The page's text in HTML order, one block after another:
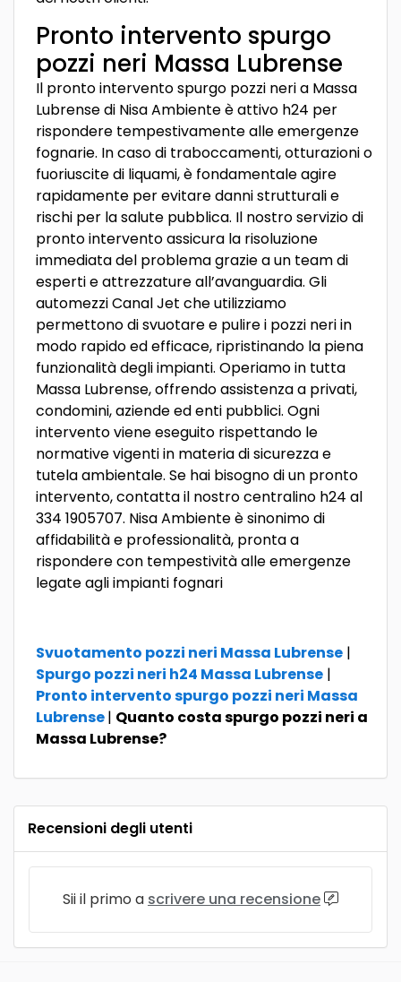
Pronto intervento spurgo
pozzi neri Massa Lubrense
Il pronto intervento spurgo pozzi neri a Massa
Lubrense di Nisa Ambiente è attivo h24 per
rispondere tempestivamente alle emergenze
fognarie. In caso di traboccamenti, otturazioni o
fuoriuscite di liquami, è fondamentale agire
rapidamente per evitare danni strutturali e
rischi per la salute pubblica. Il nostro servizio di
pronto intervento assicura la risoluzione
immediata del problema grazie a un team di
esperti e attrezzature all’avanguardia. Gli
automezzi Canal Jet che utilizziamo
permettono di svuotare e pulire i pozzi neri in
modo rapido ed efficace, ripristinando la piena
funzionalità degli impianti. Operiamo in tutta
Massa Lubrense, offrendo assistenza a privati,
condomini, aziende ed enti pubblici. Ogni
intervento viene eseguito rispettando le
normative vigenti in materia di sicurezza e
tutela ambientale. Se hai bisogno di un pronto
intervento, contatta il nostro centralino h24 al
334 1905707. Nisa Ambiente è sinonimo di
affidabilità e professionalità, pronta a
rispondere con tempestività alle emergenze
legate agli impianti fognari
Svuotamento pozzi neri Massa Lubrense |
Spurgo pozzi neri h24 Massa Lubrense |
Pronto intervento spurgo pozzi neri Massa
Lubrense| Quanto costa spurgo pozzi neri a
Massa Lubrense?
Recensioni degli utenti
Sii il primo a scrivere una recensione